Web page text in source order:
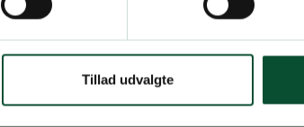
Tillad udvalgte